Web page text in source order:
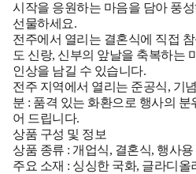
시작을 응원하는 마음을 담아 풍
선물하세요.
전주에서 열리는 결혼식에 직접
도 신랑, 신부의 앞날을 축복하는
인상을 남길 수 있습니다.
전주 지역에서 열리는 준공식, 기
분 : 품격 있는 화환으로 행사의
어 드립니다.
상품 구성 및 정보
상품 종류 : 개업식, 결혼식, 행사
주요 소재 : 싱싱한 국화, 글라디올